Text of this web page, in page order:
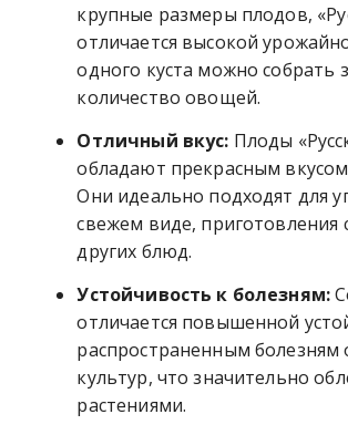
крупные размеры плодов,
отличается высокой
одного куста можно собрать
количество овощей.
Отличный вкус: Плоды
обладают прекрасным
Они идеально подходят для
свежем виде, приготовления
других блюд.
Устойчивость к болезням:
отличается повышенной
распространенным
культур, что значительно
растениями.